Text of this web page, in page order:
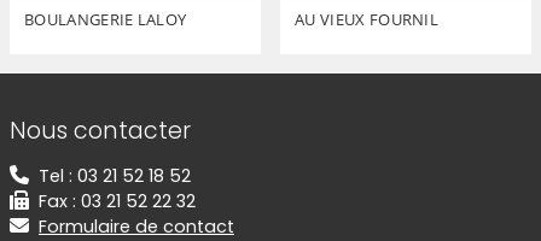
BOULANGERIE LALOY AU VIEUX FOURNIL
Informations de contact
Nous contacter
Tel : 03 21 52 18 52
Fax : 03 21 52 22 32
Formulaire de contact